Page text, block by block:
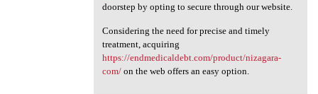
doorstep by opting to secure through our website.
Considering the need for precise and timely
treatment, acquiring
https://endmedicaldebt.com/product/nizagara-
com/on the web offers an easy option.